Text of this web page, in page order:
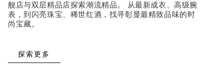
舰店与双层精品店探索潮流精品。 从最新成衣、高级腕
表，到闪亮珠宝、稀世红酒，找寻彰显最精致品味的时
尚宝藏。
探索更多